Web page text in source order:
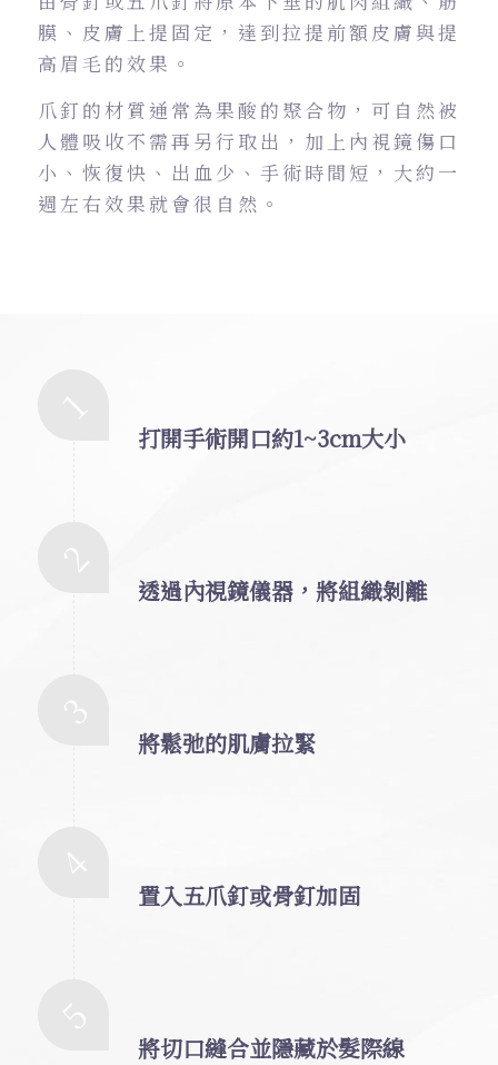
膜、皮膚上提固定，達到拉提前額皮膚與提
高眉毛的效果。
爪釘的材質通常為果酸的聚合物，可自然被
人體吸收不需再另行取出，加上內視鏡傷口
小、恢復快、出血少、手術時間短，大約一
週左右效果就會很自然。
1
打開手術開口約1~3cm大小
2
透過內視鏡儀器，將組織剝離
3
將鬆弛的肌膚拉緊
4
置入五爪釘或骨釘加固
5
將切口縫合並隱藏於髮際線